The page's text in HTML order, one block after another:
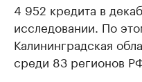
4 952 кредита в
исследовании. По
Калининградская
среди 83 регионов